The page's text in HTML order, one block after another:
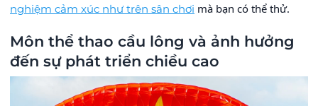
nghiệm cảm xúc như trên sân chơi mà bạn có thể thử.
Môn thể thao cầu lông và ảnh hưởng
đến sự phát triển chiều cao